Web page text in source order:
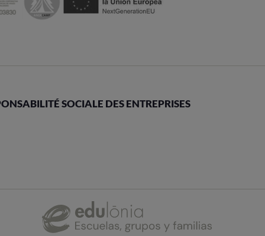
SOCIALE DES ENTREPRISES